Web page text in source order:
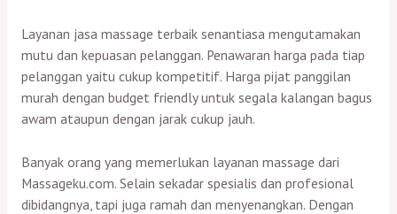
Layanan jasa massage terbaik senantiasa mengutamakan
mutu dan kepuasan pelanggan. Penawaran harga pada tiap
pelanggan yaitu cukup kompetitif. Harga pijat panggilan
murah dengan budget friendly untuk segala kalangan bagus
awam ataupun dengan jarak cukup jauh.
Banyak orang yang memerlukan layanan massage dari
Massageku.com. Selain sekadar spesialis dan profesional
dibidangnya, tapi juga ramah dan menyenangkan. Dengan